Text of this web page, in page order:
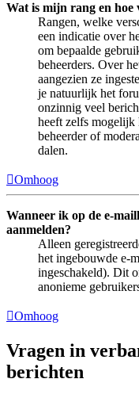
Wat is mijn rang en
Rangen, welke
een indicatie over
om bepaalde
beheerders. Over
aangezien ze
je natuurlijk het
onzinnig veel
heeft zelfs mogelijk
beheerder of
dalen.
Omhoog
Wanneer ik op de e-
aanmelden?
Alleen
het ingebouwde e-
ingeschakeld). Dit
anonieme
Omhoog
Vragen in
berichten